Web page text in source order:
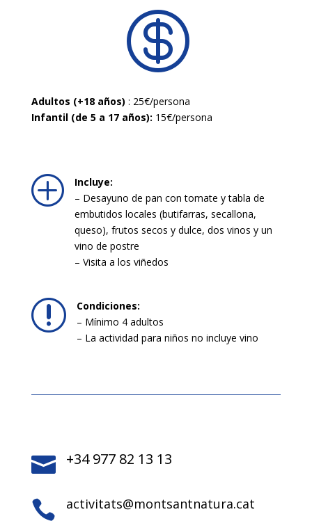

Adultos (+18 años) : 25€/persona
Infantil (de 5 a 17 años): 15€/persona
P
Incluye:
– Desayuno de pan con tomate y tabla de
embutidos locales (butifarras, secallona,
queso), frutos secos y dulce, dos vinos y un
vino de postre
– Visita a los viñedos
r
Condiciones:
– Mínimo 4 adultos
– La actividad para niños no incluye vino
 +34 977 82 13 13
 activitats@montsantnatura.cat